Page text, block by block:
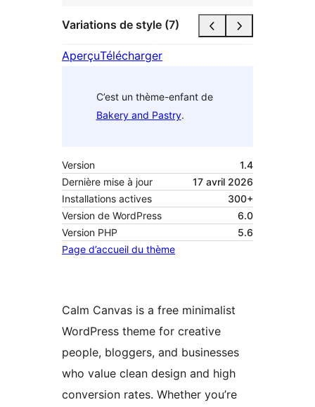
Variations de style (7)
AperçuTélécharger
C’est un thème-enfant de
Bakery and Pastry.
Version
1.4
Dernière mise à jour
17 avril 2026
Installations actives
300+
Version de WordPress
6.0
Version PHP
5.6
Page d’accueil du thème
Calm Canvas is a free minimalist
WordPress theme for creative
people, bloggers, and businesses
who value clean design and high
conversion rates. Whether you’re